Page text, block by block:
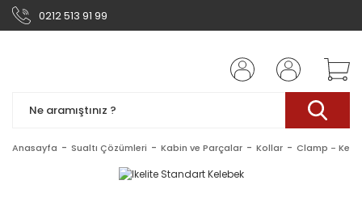
0212 513 91 99
Anasayfa Sualtı Çözümleri Kabin ve Parçalar Kollar Clamp -